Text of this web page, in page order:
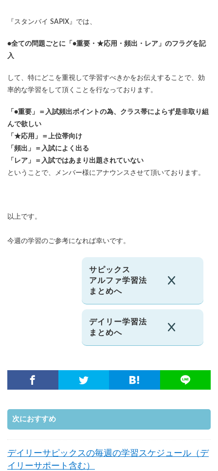
『スタンバイ SAPIX』では、
●全ての問題ごとに「●重要・★応用・頻出・レア」のフラグを記
入
して、特にどこを重視して学習すべきかをお伝えすることで、効
率的な学習をして頂くことを行なっております。
「●重要」＝入試頻出ポイントの為、クラス帯によらず是非取り組
んで欲しい
「★応用」＝上位帯向け
「頻出」＝入試によく出る
「レア」＝入試ではあまり出題されていない
ということで、メンバー様にアナウンスさせて頂いております。
以上です。
今週の学習のご参考になれば幸いです。
サピックス
アルファ学習法
まとめへ
デイリー学習法
まとめへ
次におすすめ
デイリーサピックスの毎週の学習スケジュール（デ
イリーサポート含む）